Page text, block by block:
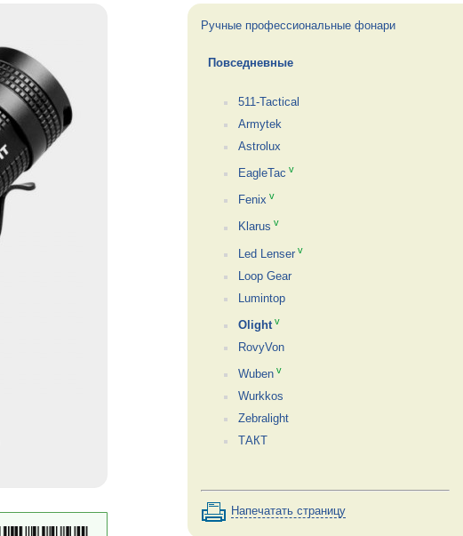
Ручные профессиональные фонари
Повседневные
511-Tactical
Armytek
Astrolux
EagleTac v
Fenix v
Klarus v
Led Lenser v
Loop Gear
Lumintop
Olight v
RovyVon
Wuben v
Wurkkos
Zebralight
ТАКТ
Напечатать страницу